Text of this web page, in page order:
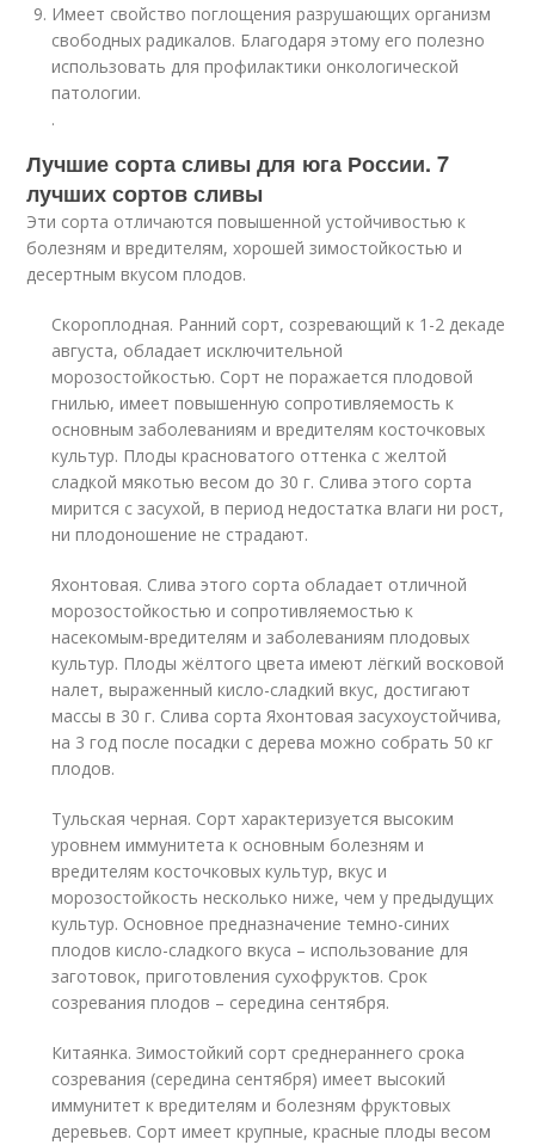
Имеет свойство поглощения разрушающих организм
свободных радикалов. Благодаря этому его полезно
использовать для профилактики онкологической
патологии.
.
Лучшие сорта сливы для юга России. 7
лучших сортов сливы
Эти сорта отличаются повышенной устойчивостью к
болезням и вредителям, хорошей зимостойкостью и
десертным вкусом плодов.
Скороплодная. Ранний сорт, созревающий к 1-2 декаде
августа, обладает исключительной
морозостойкостью. Сорт не поражается плодовой
гнилью, имеет повышенную сопротивляемость к
основным заболеваниям и вредителям косточковых
культур. Плоды красноватого оттенка с желтой
сладкой мякотью весом до 30 г. Слива этого сорта
мирится с засухой, в период недостатка влаги ни рост,
ни плодоношение не страдают.
Яхонтовая. Слива этого сорта обладает отличной
морозостойкостью и сопротивляемостью к
насекомым-вредителям и заболеваниям плодовых
культур. Плоды жёлтого цвета имеют лёгкий восковой
налет, выраженный кисло-сладкий вкус, достигают
массы в 30 г. Слива сорта Яхонтовая засухоустойчива,
на 3 год после посадки с дерева можно собрать 50 кг
плодов.
Тульская черная. Сорт характеризуется высоким
уровнем иммунитета к основным болезням и
вредителям косточковых культур, вкус и
морозостойкость несколько ниже, чем у предыдущих
культур. Основное предназначение темно-синих
плодов кисло-сладкого вкуса – использование для
заготовок, приготовления сухофруктов. Срок
созревания плодов – середина сентября.
Китаянка. Зимостойкий сорт среднераннего срока
созревания (середина сентября) имеет высокий
иммунитет к вредителям и болезням фруктовых
деревьев. Сорт имеет крупные, красные плоды весом